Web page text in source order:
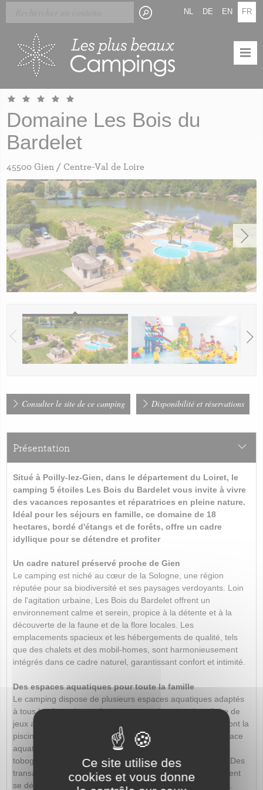
Skip
main
FR
EN
DE
NL
Domaine Les Bois du
Bardelet
45500 Gien / Centre-Val de Loire
Consulter le site de ce camping Disponibilité et réservations
Présentation
Situé à Poilly-lez-Gien, dans le département du Loiret, le
camping 5 étoiles Les Bois du Bardelet vous invite à vivre
des vacances reposantes et réparatrices en pleine nature.
Idéal pour les séjours en famille, ce domaine de 18
hectares, bordé d'étangs et de forêts, offre un cadre
idyllique pour se détendre et profiter
Un cadre naturel préservé proche de Gien
Le camping est niché au cœur de la Sologne, une région
réputée pour sa biodiversité et ses paysages verdoyants. Loin
de l'agitation urbaine, Les Bois du Bardelet offrent un
environnement calme et serein, propice à la détente et à la
découverte de la faune et de la flore locales. Les
emplacements spacieux et les hébergements de qualité, tels
que des chalets et des mobil-homes, sont harmonieusement
intégrés dans ce cadre naturel, garantissant confort et intimité.​
Des espaces aquatiques pour toute la famille
Le camping dispose de plusieurs espaces aquatiques adaptés
à tous les âges. Les enfants pourront s'amuser dans l'aire de
jeux aquatique intérieure, tandis que les adultes apprécieront la
piscine intérieure chauffée, accessible toute l'année. L'espace
aquatique extérieur, avec ses piscines spacieuses et ses
toboggans, est idéal pour se rafraîchir et profiter du soleil. Des
transats sont également disponibles pour ceux qui souhaitent
se détendre en admirant la vue sur la nature environnante.​
Panneau de gestion des cookies
Ce site utilise des
cookies et vous donne